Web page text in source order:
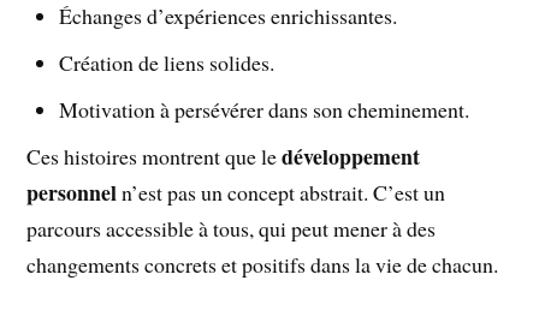
Échanges d’expériences enrichissantes.
Création de liens solides.
Motivation à persévérer dans son cheminement.
Ces histoires montrent que ledéveloppement
personneln’est pas un concept abstrait. C’est un
parcours accessible à tous, qui peut mener à des
changements concrets et positifs dans la vie de chacun.